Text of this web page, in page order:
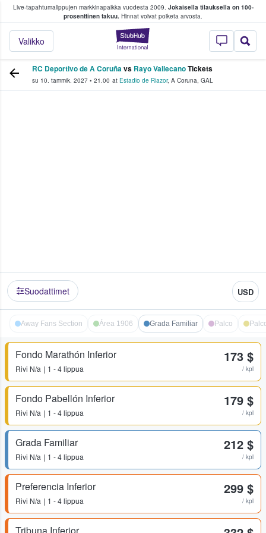
Live-tapahtumalippujen markkinapaikka vuodesta 2009. Jokaisella tilauksella on 100-
prosenttinen takuu. Hinnat voivat poiketa arvosta.
StubHub -
Valikko
fanit ostavat ja myyvät lippuja
RC Deportivo de A Coruñavs Rayo VallecanoTickets
su 10. tammik. 2027 • 21.00 at Estadio de Riazor, A Coruna, GAL
Suodattimet USD
Away Fans Section Área 1906 Grada Familiar Palco
Fondo Marathón Inferior
Rivi N/a 1 - 4 lippua
173 $
/ kpl
Fondo Pabellón Inferior
Rivi N/a 1 - 4 lippua
179 $
/ kpl
Grada Familiar
Rivi N/a 1 - 4 lippua
212 $
/ kpl
Preferencia Inferior
Rivi N/a 1 - 4 lippua
299 $
/ kpl